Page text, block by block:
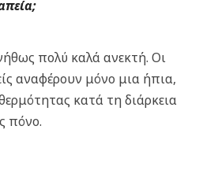
πολύ καλά ανεκτή. Οι
αναφέρουν μόνο μια ήπια,
κατά τη διάρκεια
πόνο.